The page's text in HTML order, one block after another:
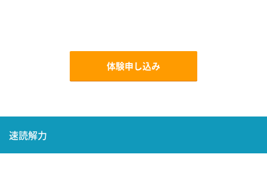
体験申し込み
速読解力